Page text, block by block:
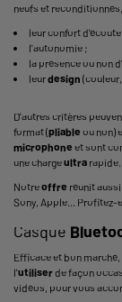
neufs et
leur confort
l'autonomie ;
la présence ou non
leurdesign
D'autres critères
format (pliable ou non)
microphone et sont
une chargeultra rapide.
Notreoffre réunit
Sony, Apple... Profitez-
Casque
Efficace et bon marché,
l'utiliserde façon
vidéos, pour vous